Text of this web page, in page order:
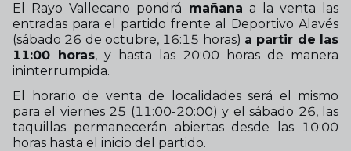
El Rayo Vallecano pondrá mañana a la venta las
entradas para el partido frente al Deportivo Alavés
(sábado 26 de octubre, 16:15 horas) a partir de las
11:00 horas, y hasta las 20:00 horas de manera
ininterrumpida.
El horario de venta de localidades será el mismo
para el viernes 25 (11:00-20:00) y el sábado 26, las
taquillas permanecerán abiertas desde las 10:00
horas hasta el inicio del partido.